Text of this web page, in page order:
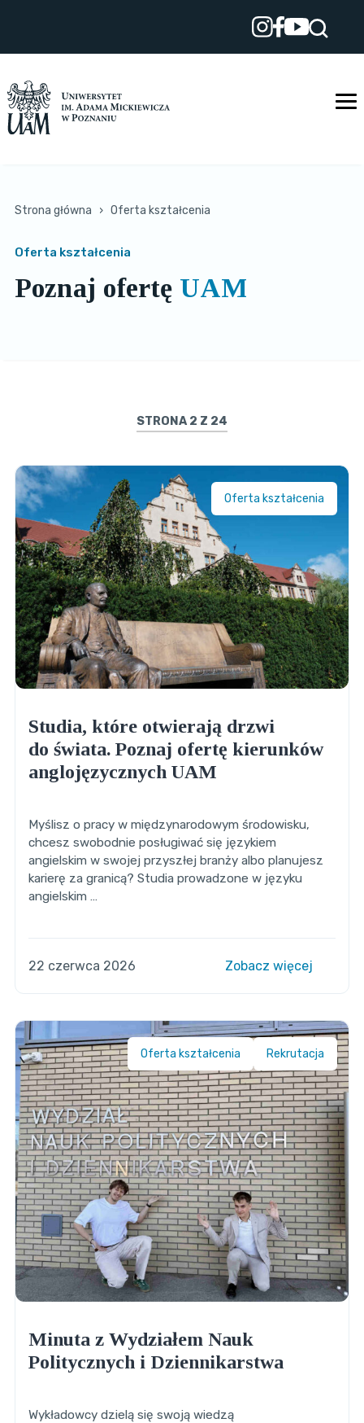
Strona główna › Oferta kształcenia
Oferta kształcenia
Poznaj ofertę UAM
STRONA 2 Z 24
Oferta kształcenia
Studia, które otwierają drzwi
do świata. Poznaj ofertę kierunków
anglojęzycznych UAM
Myślisz o pracy w międzynarodowym środowisku,
chcesz swobodnie posługiwać się językiem
angielskim w swojej przyszłej branży albo planujesz
karierę za granicą? Studia prowadzone w języku
angielskim …
22 czerwca 2026 Zobacz więcej
Oferta kształcenia Rekrutacja
Minuta z Wydziałem Nauk
Politycznych i Dziennikarstwa
Wykładowcy dzielą się swoją wiedzą